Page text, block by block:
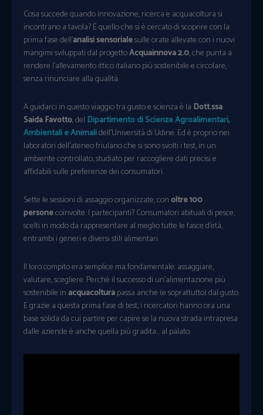
Cosa succede quando innovazione, ricerca e acquacoltura si
incontrano a tavola? È quello che si è cercato di scoprire con la
prima fase dell’analisi sensorialesulle orate allevate con i nuovi
mangimi sviluppati dal progettoAcquainnova 2.0, che punta a
rendere l’allevamento ittico italiano più sostenibile e circolare,
senza rinunciare alla qualità.
A guidarci in questo viaggio tra gusto e scienza è la Dott.ssa
Saida Favotto, del Dipartimento di Scienze Agroalimentari,
Ambientali e Animalidell’Università di Udine. Ed è proprio nei
laboratori dell’ateneo friulano che si sono svolti i test, in un
ambiente controllato, studiato per raccogliere dati precisi e
affidabili sulle preferenze dei consumatori.
Sette le sessioni di assaggio organizzate, conoltre 100
personecoinvolte. I partecipanti? Consumatori abituali di pesce,
scelti in modo da rappresentare al meglio tutte le fasce d’età,
entrambi i generi e diversi stili alimentari.
Il loro compito era semplice ma fondamentale: assaggiare,
valutare, scegliere. Perché il successo di un’alimentazione più
sostenibile in acquacolturapassa anche (e soprattutto) dal gusto.
E grazie a questa prima fase di test, i ricercatori hanno ora una
base solida da cui partire per capire se la nuova strada intrapresa
dalle aziende è anche quella più gradita… al palato.